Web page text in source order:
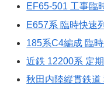
EF65-501 工事臨
E657系 臨時快速
185系C4編成 臨
近鉄 12200系 定
秋田内陸縦貫鉄